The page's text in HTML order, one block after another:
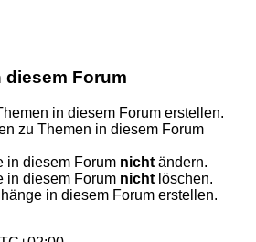
Forum
in diesem Forum erstellen.
zu Themen in diesem Forum
in diesem Forum nicht ändern.
in diesem Forum nicht löschen.
in diesem Forum erstellen.